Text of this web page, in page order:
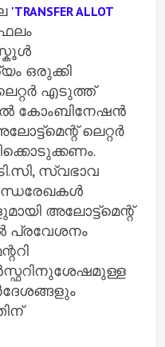
'TRANSFER ALLOT
ഒരുക്കി
എടുത്ത്
കോംബിനേഷൻ
ലെറ്റര്‍
സ്വഭാവ
അലോട്ട്‌മെന്റ്
പ്രവേശനം